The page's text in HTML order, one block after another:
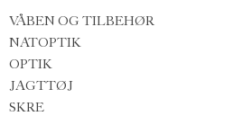
VÅBEN OG TILBEHØR
NATOPTIK
OPTIK
JAGTTØJ
SKRE